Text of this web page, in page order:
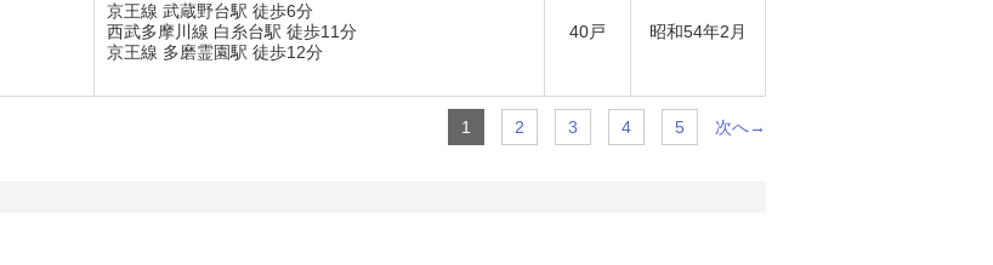
京王線 武蔵野台駅 徒歩6分
西武多摩川線 白糸台駅 徒歩11分
京王線 多磨霊園駅 徒歩12分
40戸 昭和54年2月
1 2 3 4 5 次へ→